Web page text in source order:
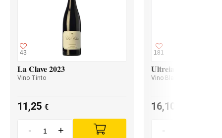
43
La Clave 2023
Vino Tinto
11,25 €
- +
181
Ultreia Godello 2024
Vino Blanco
16,10
-